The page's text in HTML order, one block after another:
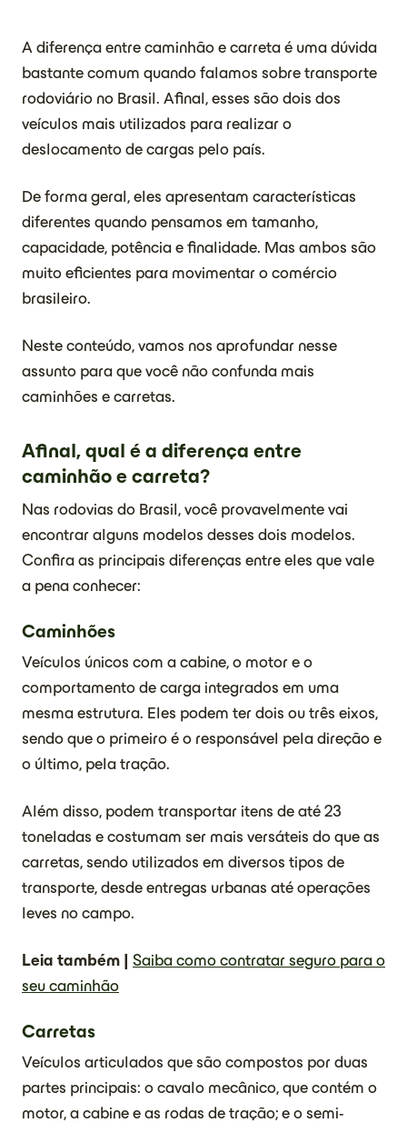
A diferença entre caminhão e carreta é uma dúvida
bastante comum quando falamos sobre transporte
rodoviário no Brasil. Afinal, esses são dois dos
veículos mais utilizados para realizar o
deslocamento de cargas pelo país.
De forma geral, eles apresentam características
diferentes quando pensamos em tamanho,
capacidade, potência e finalidade. Mas ambos são
muito eficientes para movimentar o comércio
brasileiro.
Neste conteúdo, vamos nos aprofundar nesse
assunto para que você não confunda mais
caminhões e carretas.
Afinal, qual é a diferença entre
caminhão e carreta?
Nas rodovias do Brasil, você provavelmente vai
encontrar alguns modelos desses dois modelos.
Confira as principais diferenças entre eles que vale
a pena conhecer:
Caminhões
Veículos únicos com a cabine, o motor e o
comportamento de carga integrados em uma
mesma estrutura. Eles podem ter dois ou três eixos,
sendo que o primeiro é o responsável pela direção e
o último, pela tração.
Além disso, podem transportar itens de até 23
toneladas e costumam ser mais versáteis do que as
carretas, sendo utilizados em diversos tipos de
transporte, desde entregas urbanas até operações
leves no campo.
Leia também |
Saiba como contratar seguro para o
seu caminhão
Carretas
Veículos articulados que são compostos por duas
partes principais: o cavalo mecânico, que contém o
motor, a cabine e as rodas de tração; e o semi-